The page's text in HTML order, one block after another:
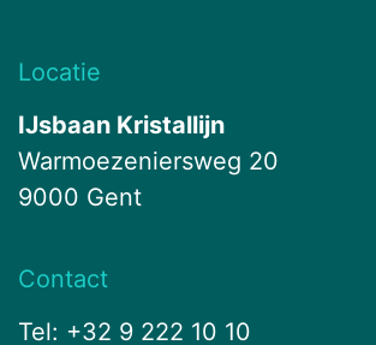
Locatie
IJsbaan Kristallijn
Warmoezeniersweg 20
9000 Gent
Contact
Tel: +32 9 222 10 10